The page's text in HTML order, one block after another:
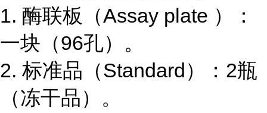
1. 酶联板（Assay plate ）：
一块（96孔）。
2. 标准品（Standard）： 2瓶
（冻干品）。